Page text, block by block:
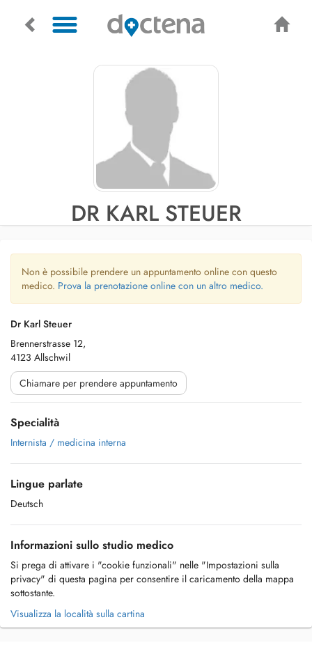
DR KARL STEUER
Non è possibile prendere un appuntamento online con questo
medico. Prova la prenotazione online con un altro medico.
Dr Karl Steuer
Brennerstrasse 12,
4123 Allschwil
Chiamare per prendere appuntamento
Specialità
Internista / medicina interna
Lingue parlate
Deutsch
Informazioni sullo studio medico
Si prega di attivare i "cookie funzionali" nelle "Impostazioni sulla
privacy" di questa pagina per consentire il caricamento della mappa
sottostante.
Visualizza la località sulla cartina